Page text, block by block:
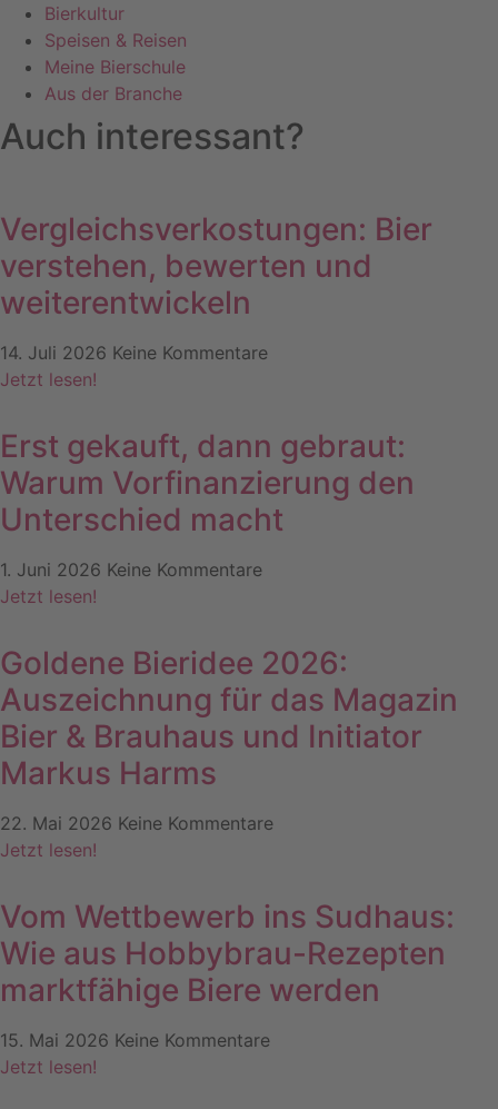
Bierkultur
Speisen & Reisen
Meine Bierschule
Aus der Branche
Auch interessant?
Vergleichsverkostungen: Bier
verstehen, bewerten und
weiterentwickeln
14. Juli 2026 Keine Kommentare
Jetzt lesen!
Erst gekauft, dann gebraut:
Warum Vorfinanzierung den
Unterschied macht
1. Juni 2026 Keine Kommentare
Jetzt lesen!
Goldene Bieridee 2026:
Auszeichnung für das Magazin
Bier & Brauhaus und Initiator
Markus Harms
22. Mai 2026 Keine Kommentare
Jetzt lesen!
Vom Wettbewerb ins Sudhaus:
Wie aus Hobbybrau-Rezepten
marktfähige Biere werden
15. Mai 2026 Keine Kommentare
Jetzt lesen!